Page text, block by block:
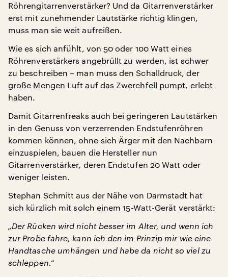
Röhrengitarrenverstärker? Und da Gitarrenverstärker
erst mit zunehmender Lautstärke richtig klingen,
muss man sie weit aufreißen.
Wie es sich anfühlt, von 50 oder 100 Watt eines
Röhrenverstärkers angebrüllt zu werden, ist schwer
zu beschreiben – man muss den Schalldruck, der
große Mengen Luft auf das Zwerchfell pumpt, erlebt
haben.
Damit Gitarrenfreaks auch bei geringeren Lautstärken
in den Genuss von verzerrenden Endstufenröhren
kommen können, ohne sich Ärger mit den Nachbarn
einzuspielen, bauen die Hersteller nun
Gitarrenverstärker, deren Endstufen 20 Watt oder
weniger leisten.
Stephan Schmitt aus der Nähe von Darmstadt hat
sich kürzlich mit solch einem 15-Watt-Gerät verstärkt:
„Der Rücken wird nicht besser im Alter, und wenn ich
zur Probe fahre, kann ich den im Prinzip mir wie eine
Handtasche umhängen und habe da nicht so viel zu
schleppen.“